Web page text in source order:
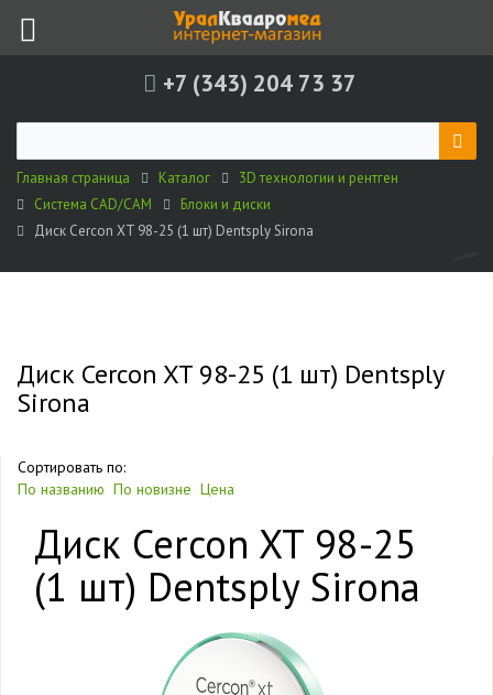
+7 (343) 204 73 37
Главная страница Каталог
3D технологии и рентген
Система CAD/CAM
Блоки и диски
Диск Cercon XT 98-25 (1 шт) Dentsply Sirona
Диск Cercon XT 98-25 (1 шт) Dentsply
Sirona
Сортировать по:
По названию По новизне Цена
Диск Cercon XT 98-25
(1 шт) Dentsply Sirona